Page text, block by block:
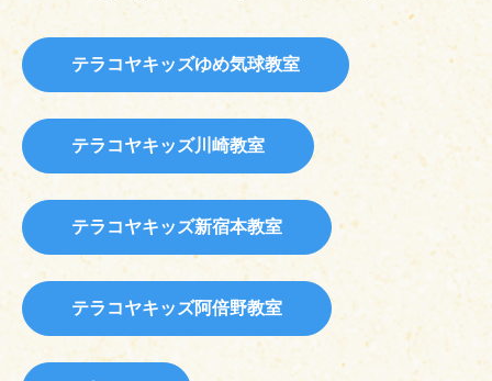
テラコヤキッズゆめ気球教室
テラコヤキッズ川崎教室
テラコヤキッズ新宿本教室
テラコヤキッズ阿倍野教室